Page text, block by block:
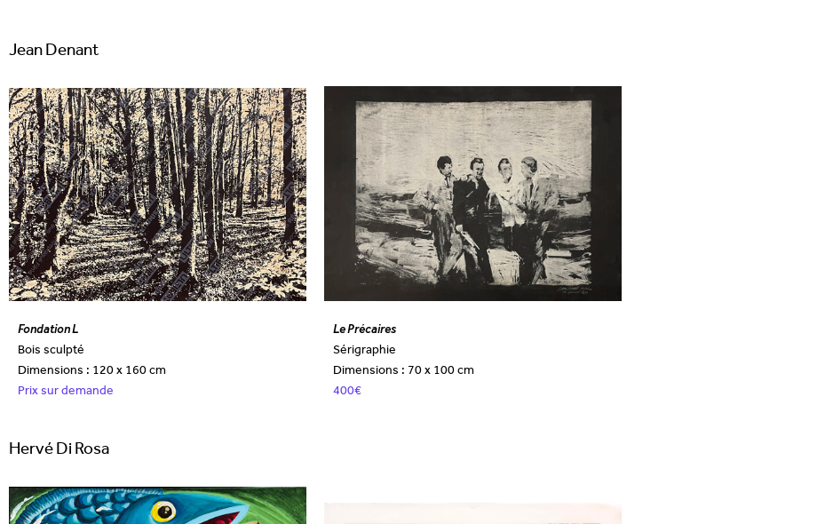
Jean Denant
Fondation L
Bois sculpté
Dimensions : 120 x 160 cm
Prix sur demande
Le Précaires
Sérigraphie
Dimensions : 70 x 100 cm
400€
Hervé Di Rosa